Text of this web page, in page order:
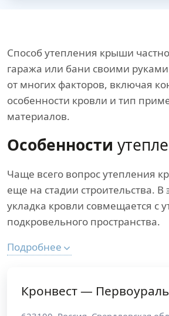
Способ утепления крыши
гаража или бани своими руками
от многих факторов, включая
особенности кровли и тип
материалов.
Особенности
Чаще всего вопрос утепления
еще на стадии строительства. В
укладка кровли совмещается с
подкровельного пространства.
Подробнее
Кронвест —